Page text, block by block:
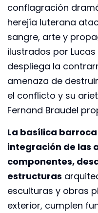
conflagración
herejía luterana
sangre, arte y
ilustrados por
despliega la
amenaza de
el conflicto y su
Fernand Braudel
La basílica
integración de las
componentes,
estructuras
esculturas y obras
exterior, cumplen